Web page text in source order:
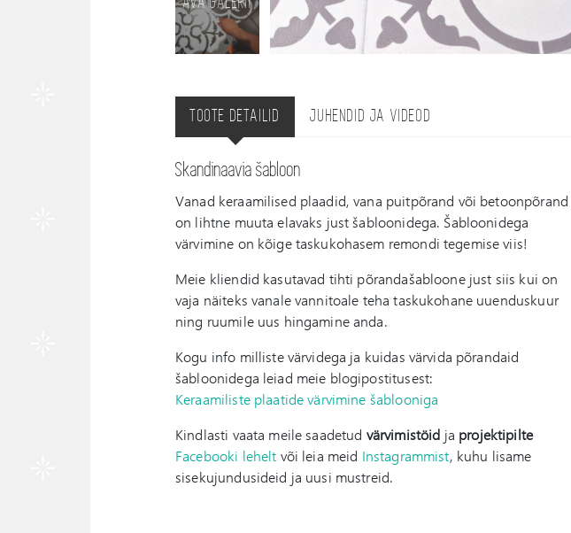
TOOTE DETAILID JUHENDID JA VIDEOD
Skandinaavia šabloon
Vanad keraamilised plaadid, vana puitpõrand või betoonpõrand
on lihtne muuta elavaks just šabloonidega. Šabloonidega
värvimine on kõige taskukohasem remondi tegemise viis!
Meie kliendid kasutavad tihti põrandašabloone just siis kui on
vaja näiteks vanale vannitoale teha taskukohane uuenduskuur
ning ruumile uus hingamine anda.
Kogu info milliste värvidega ja kuidas värvida põrandaid
šabloonidega leiad meie blogipostitusest:
Keraamiliste plaatide värvimine šablooniga
Kindlasti vaata meile saadetud värvimistöid ja projektipilte
Facebooki lehelt või leia meid Instagrammist, kuhu lisame
sisekujundusideid ja uusi mustreid.